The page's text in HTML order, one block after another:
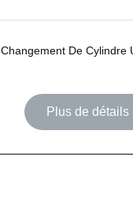
Changement De Cylindre
Plus de détails